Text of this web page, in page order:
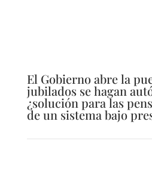
El Gobierno abre la
jubilados se hagan
¿solución para las
de un sistema bajo